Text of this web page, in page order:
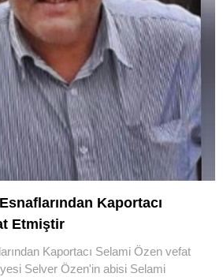
Kaportacı
Etmiştir
Kaportacı Selami Özen vefat
Selver Özen'in abisi Selami